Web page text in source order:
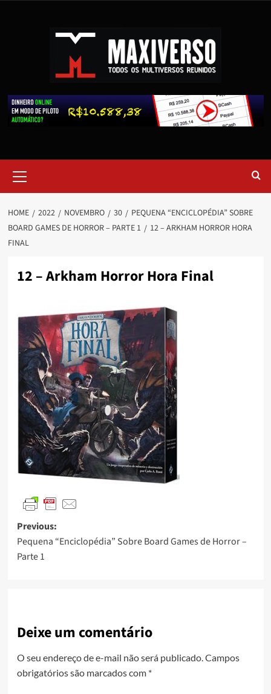
HOME 2022 NOVEMBRO 30
PEQUENA “ENCICLOPÉDIA” SOBRE
BOARD GAMES DE HORROR – PARTE 1
12 – ARKHAM HORROR HORA
FINAL
12 – Arkham Horror Hora Final
Previous:
Pequena “Enciclopédia” Sobre Board Games de Horror –
Parte 1
Deixe um comentário
O seu endereço de e-mail não será publicado. Campos
obrigatórios são marcados com *